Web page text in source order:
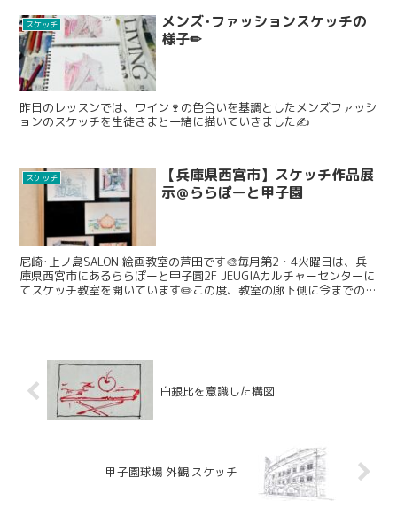
スケッチ
メンズ･ファッションスケッチの
様子✏
昨日のレッスンでは、ワイン🍷の色合いを基調としたメンズファッシ
ョンのスケッチを生徒さまと一緒に描いていきました✍️
スケッチ
【兵庫県西宮市】スケッチ作品展
示＠ららぽーと甲子園
尼崎･上ノ島SALON 絵画教室の芦田です🎨毎月第2・4火曜日は、兵
庫県西宮市にあるららぽーと甲子園2F JEUGIAカルチャーセンターに
てスケッチ教室を開いています✏️この度、教室の廊下側に今までのレ
白銀比を意識した構図
甲子園球場 外観 スケッチ